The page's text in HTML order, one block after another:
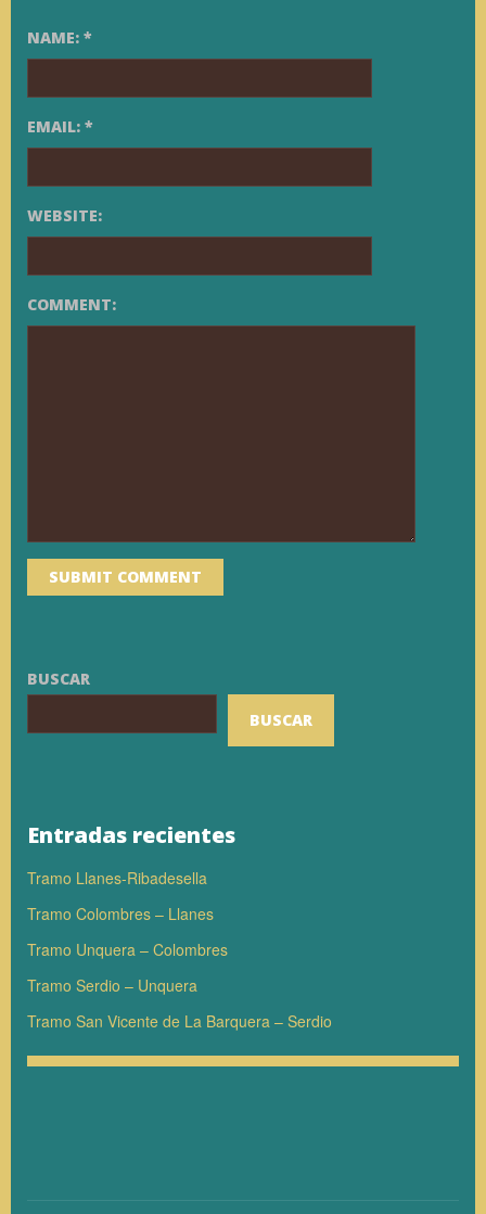
NAME: *
EMAIL: *
WEBSITE:
COMMENT:
BUSCAR
BUSCAR
Entradas recientes
Tramo Llanes-Ribadesella
Tramo Colombres – Llanes
Tramo Unquera – Colombres
Tramo Serdio – Unquera
Tramo San Vicente de La Barquera – Serdio